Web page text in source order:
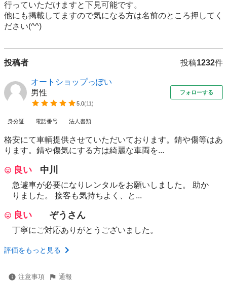
行っていただけますと下見可能です。
他にも掲載してますので気になる方は名前のところ押してく
ださい(^^)
投稿者 投稿1232件
オートショップっぽい
男性
5.0(11)
フォローする
身分証 電話番号 法人書類
格安にて車輌提供させていただいております。錆や傷等はあ
ります。錆や傷気にする方は綺麗な車両を...
良い 中川
急遽車が必要になりレンタルをお願いしました。 助か
りました。 接客も気持ちよく、と...
良い ぞうさん
丁寧にご対応ありがとうございました。
評価をもっと見る
注意事項 通報